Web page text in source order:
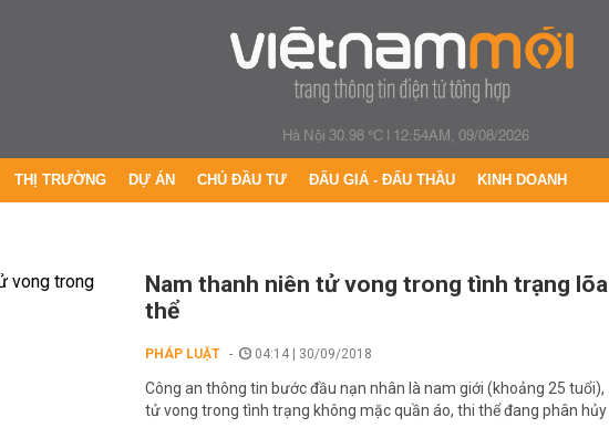
Hà Nội 30.98 °C| 12:54AM, 09/08/2026
THỊ TRƯỜNG DỰ ÁN CHỦ ĐẦU TƯ ĐẤU GIÁ - ĐẤU THẦU KINH DOANH
Nam thanh niên tử vong trong tình trạng lõa
thể
PHÁP LUẬT 04:14 | 30/09/2018
Công an thông tin bước đầu nạn nhân là nam giới (khoảng 25 tuổi),
tử vong trong tình trạng không mặc quần áo, thi thể đang phân hủy